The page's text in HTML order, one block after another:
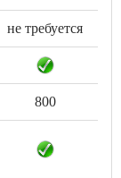
не требуется
800